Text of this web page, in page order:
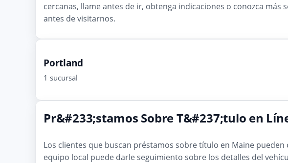
cercanas, llame antes de ir, obtenga indicaciones o conozca más
antes de visitarnos.
Portland
1 sucursal
Pr&#233;stamos Sobre T&#237;tulo en
Los clientes que buscan préstamos sobre título en Maine pueden
equipo local puede darle seguimiento sobre los detalles del